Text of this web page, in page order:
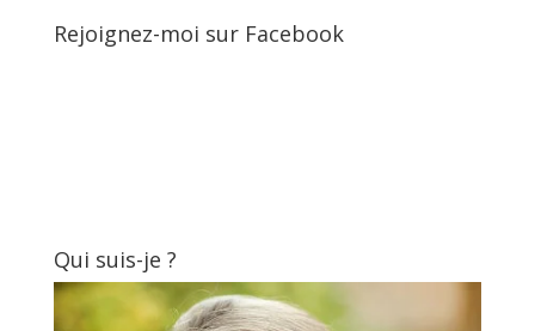
Rejoignez-moi sur Facebook
Qui suis-je ?